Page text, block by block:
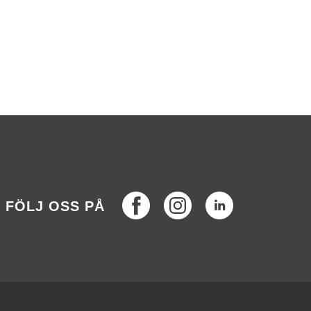
FÖLJ OSS PÅ
FacebookInstagramLinkedIn